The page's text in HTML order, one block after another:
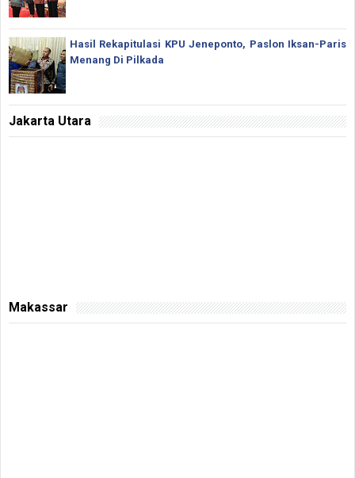
Hasil Rekapitulasi KPU Jeneponto, Paslon Iksan-Paris
Menang Di Pilkada
Jakarta Utara
Makassar